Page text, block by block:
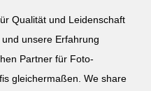
Qualität und Leidenschaft
unsere Erfahrung
Partner für Foto-
gleichermaßen. We share